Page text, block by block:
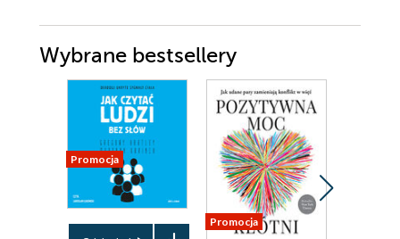
Wybrane bestsellery
Promocja
Promocja